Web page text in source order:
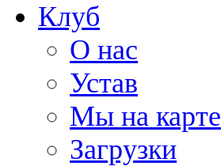
Клуб
О нас
Устав
Мы на карте
Загрузки